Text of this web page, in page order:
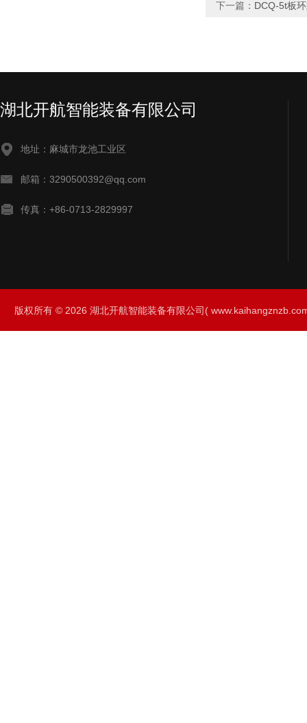
下一篇： DCQ-5t板
湖北开航智能装备有限公司
地址：麻城市龙池工业区
邮箱：3290500392@qq.com
传真：+86-0713-2829997
版权所有 © 2026 湖北开航智能装备有限公司(